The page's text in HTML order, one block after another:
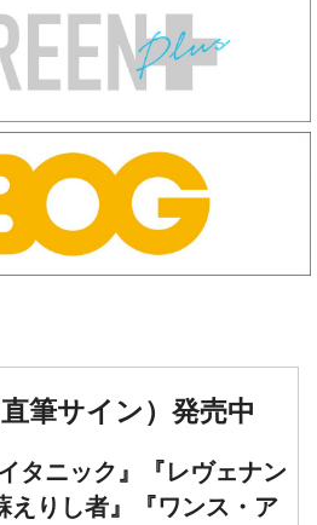
筆サイン）発売中
イタニック』『レヴェナン
えりし者』『ワンス・ア